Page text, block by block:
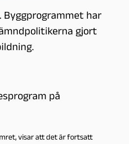
har
gjort
på
visar att det är fortsatt